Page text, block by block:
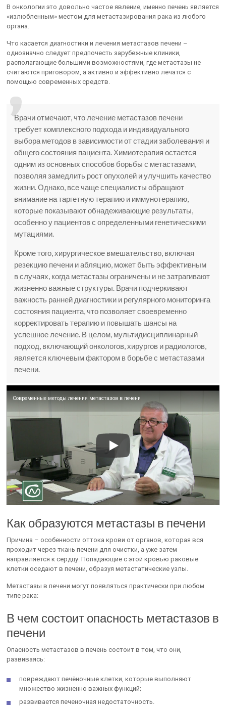
В онкологии это довольно частое явление, именно печень является
«излюбленным» местом для метастазирования рака из любого
органа.
Что касается диагностики и лечения метастазов печени –
однозначно следует предпочесть зарубежные клиники,
располагающие большими возможностями, где метастазы не
считаются приговором, а активно и эффективно лечатся с
помощью современных средств.
Врачи отмечают, что лечение метастазов печени
требует комплексного подхода и индивидуального
выбора методов в зависимости от стадии заболевания и
общего состояния пациента. Химиотерапия остается
одним из основных способов борьбы с метастазами,
позволяя замедлить рост опухолей и улучшить качество
жизни. Однако, все чаще специалисты обращают
внимание на таргетную терапию и иммунотерапию,
которые показывают обнадеживающие результаты,
особенно у пациентов с определенными генетическими
мутациями.
Кроме того, хирургическое вмешательство, включая
резекцию печени и абляцию, может быть эффективным
в случаях, когда метастазы ограничены и не затрагивают
жизненно важные структуры. Врачи подчеркивают
важность ранней диагностики и регулярного мониторинга
состояния пациента, что позволяет своевременно
корректировать терапию и повышать шансы на
успешное лечение. В целом, мультидисциплинарный
подход, включающий онкологов, хирургов и радиологов,
является ключевым фактором в борьбе с метастазами
печени.
Современные методы лечения метастазов в печени
Как образуются метастазы в печени
Причина – особенности оттока крови от органов, которая вся
проходит через ткань печени для очистки, а уже затем
направляется к сердцу. Попадающие с этой кровью раковые
клетки оседают в печени, образуя метастатические узлы.
Метастазы в печени могут появляться практически при любом
типе рака:
В чем состоит опасность метастазов в
печени
Опасность метастазов в печень состоит в том, что они,
развиваясь:
повреждают печёночные клетки, которые выполняют
множество жизненно важных функций;
развивается печеночная недостаточность.